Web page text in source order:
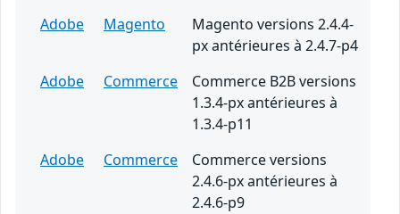
Adobe
Magento
Magento versions 2.4.4-
px antérieures à 2.4.7-p4
Adobe
Commerce
Commerce B2B versions
1.3.4-px antérieures à
1.3.4-p11
Adobe
Commerce
Commerce versions
2.4.6-px antérieures à
2.4.6-p9